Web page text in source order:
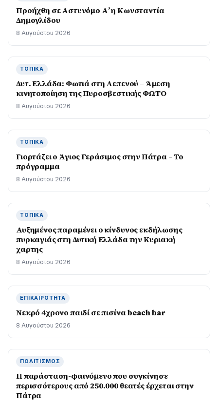
Προήχθη σε Αστυνόμο Α’ η Κωνσταντία
Δημογλίδου
8 Αυγούστου 2026
ΤΟΠΙΚΆ
Δυτ. Ελλάδα: Φωτιά στη Λεπενού – Άμεση
κινητοποίηση της Πυροσβεστικής ΦΩΤΟ
8 Αυγούστου 2026
ΤΟΠΙΚΆ
Γιορτάζει ο Άγιος Γεράσιμος στην Πάτρα – Το
πρόγραμμα
8 Αυγούστου 2026
ΤΟΠΙΚΆ
Αυξημένος παραμένει ο κίνδυνος εκδήλωσης
πυρκαγιάς στη Δυτική Ελλάδα την Κυριακή –
χαρτης
8 Αυγούστου 2026
ΕΠΙΚΑΙΡΌΤΗΤΑ
Νεκρό 4χρονο παιδί σε πισίνα beach bar
8 Αυγούστου 2026
ΠΟΛΙΤΙΣΜΌΣ
Η παράσταση-φαινόμενο που συγκίνησε
περισσότερους από 250.000 θεατές έρχεται στην
Πάτρα